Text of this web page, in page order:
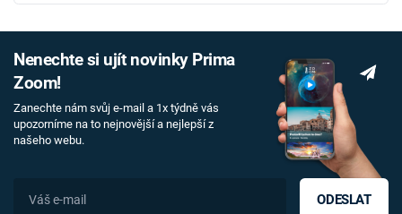
Nenechte si ujít novinky Prima
Zoom!
Zanechte nám svůj e-mail a 1x týdně vás
upozorníme na to nejnovější a nejlepší z
našeho webu.
ODESLAT